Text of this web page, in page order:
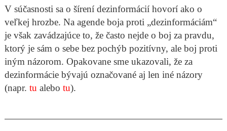
V súčasnosti sa o šírení dezinformácií hovorí ako o
veľkej hrozbe. Na agende boja proti „dezinformáciám“
je však zavádzajúce to, že často nejde o boj za pravdu,
ktorý je sám o sebe bez pochýb pozitívny, ale boj proti
iným názorom. Opakovane sme ukazovali, že za
dezinformácie bývajú označované aj len iné názory
(napr. tu alebo tu).